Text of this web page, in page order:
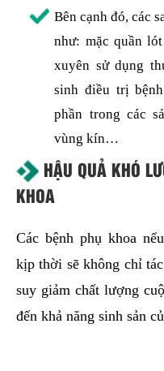
Bên cạnh đó, các
như: mặc quần
xuyên sử dụng
sinh điều trị
phần trong các
vùng kín…
HẬU QUẢ KHÓ
KHOA
Các bệnh phụ khoa
kịp thời sẽ không chỉ
suy giảm chất lượng
đến khả năng sinh sản